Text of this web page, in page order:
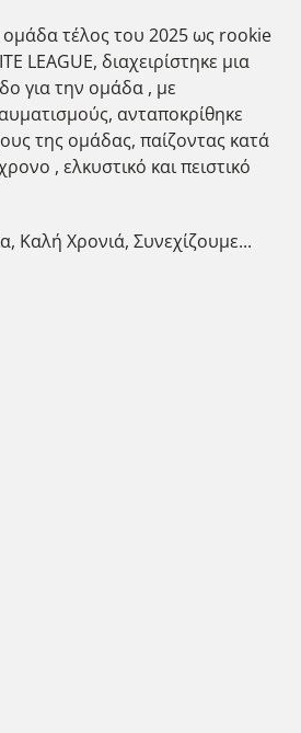
τέλος του 2025 ως rookie
LEAGUE, διαχειρίστηκε μια
για την ομάδα , με
ανταποκρίθηκε
της ομάδας, παίζοντας κατά
, ελκυστικό και πειστικό
Καλή Χρονιά, Συνεχίζουμε...